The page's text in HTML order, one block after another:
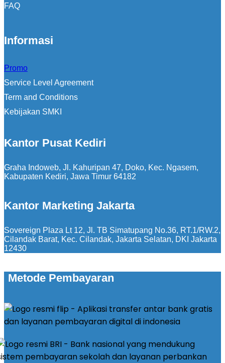
FAQ
Informasi
Promo
Service Level Agreement
Term and Conditions
Kebijakan SMKI
Kantor Pusat Kediri
Graha Indoweb, Jl. Kahuripan 47, Doko, Kec. Ngasem,
Kabupaten Kediri, Jawa Timur 64182
Kantor Marketing Jakarta
Sovereign Plaza Lt 12, Jl. TB Simatupang No.36, RT.1/RW.2,
Cilandak Barat, Kec. Cilandak, Jakarta Selatan, DKI Jakarta
12430
Metode Pembayaran